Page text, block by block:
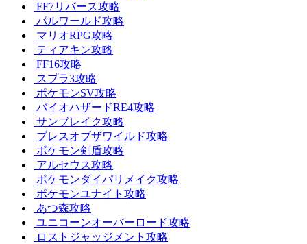
FF7リバース攻略
パルワールド攻略
マリオRPG攻略
ティアキン攻略
FF16攻略
スプラ3攻略
ポケモンSV攻略
バイオハザードRE4攻略
サンブレイク攻略
ブレスオブザワイルド攻略
ポケモン剣盾攻略
アルセウス攻略
ポケモンダイパリメイク攻略
ポケモンユナイト攻略
あつ森攻略
ユニコーンオーバーロード攻略
ロストジャッジメント攻略